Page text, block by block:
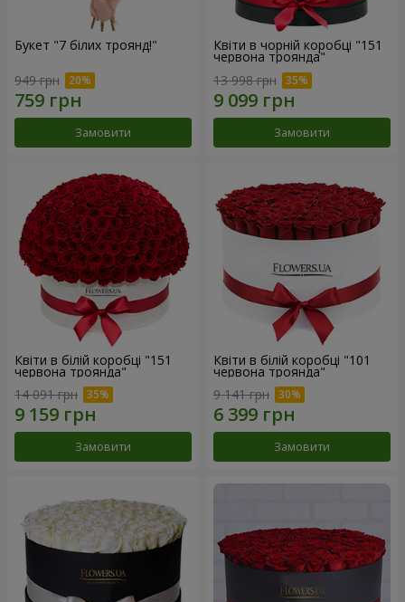
Букет "7 білих троянд!"
949 грн
Замовити
Квіти в чорній коробці "151
червона троянда"
13 998 грн
Замовити
Квіти в білій коробці "151
червона троянда"
14 091 грн
Замовити
Квіти в білій коробці "101
червона троянда"
9 141 грн
Замовити